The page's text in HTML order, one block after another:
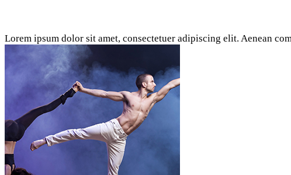
Lorem ipsum dolor sit amet, consectetuer adipiscing elit. Aenean